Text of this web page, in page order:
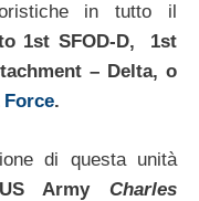
in tutto il
1st SFOD-D, 1st
– Delta, o
Force.
di questa unità
ArmyCharles